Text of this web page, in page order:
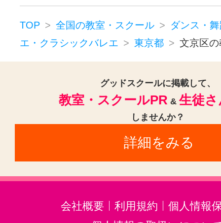
TOP 全国の教室・スクール
ダンス・
エ・クラシックバレエ
東京都 文京区
グッドスクールに掲載して、
教室・スクールPR & 生徒
しませんか？
詳細をみる
会社概要 利用規約
個人情報